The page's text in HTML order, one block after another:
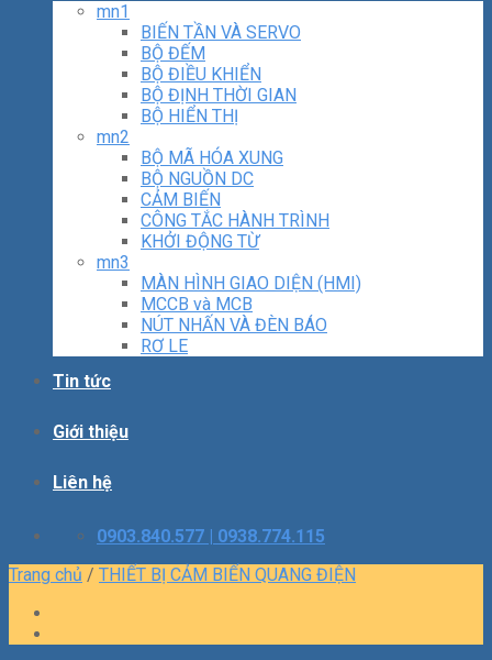
mn1
BIẾN TẦN VÀ SERVO
BỘ ĐẾM
BỘ ĐIỀU KHIỂN
BỘ ĐỊNH THỜI GIAN
BỘ HIỂN THỊ
mn2
BỘ MÃ HÓA XUNG
BỘ NGUỒN DC
CẢM BIẾN
CÔNG TẮC HÀNH TRÌNH
KHỞI ĐỘNG TỪ
mn3
MÀN HÌNH GIAO DIỆN (HMI)
MCCB và MCB
NÚT NHẤN VÀ ĐÈN BÁO
RƠ LE
Tin tức
Giới thiệu
Liên hệ
0903.840.577 | 0938.774.115
Trang chủ / THIẾT BỊ CẢM BIẾN QUANG ĐIỆN